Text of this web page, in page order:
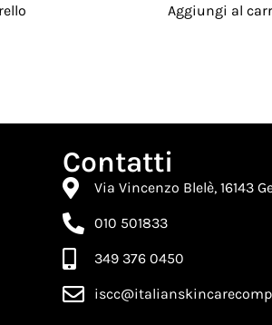
Aggiungi al
Contatti
Via Vincenzo Blelè, 16143
010 501833
349 376 0450